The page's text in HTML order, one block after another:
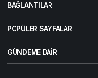
BAĞLANTILAR
POPÜLER SAYFALAR
GÜNDEME DAIR